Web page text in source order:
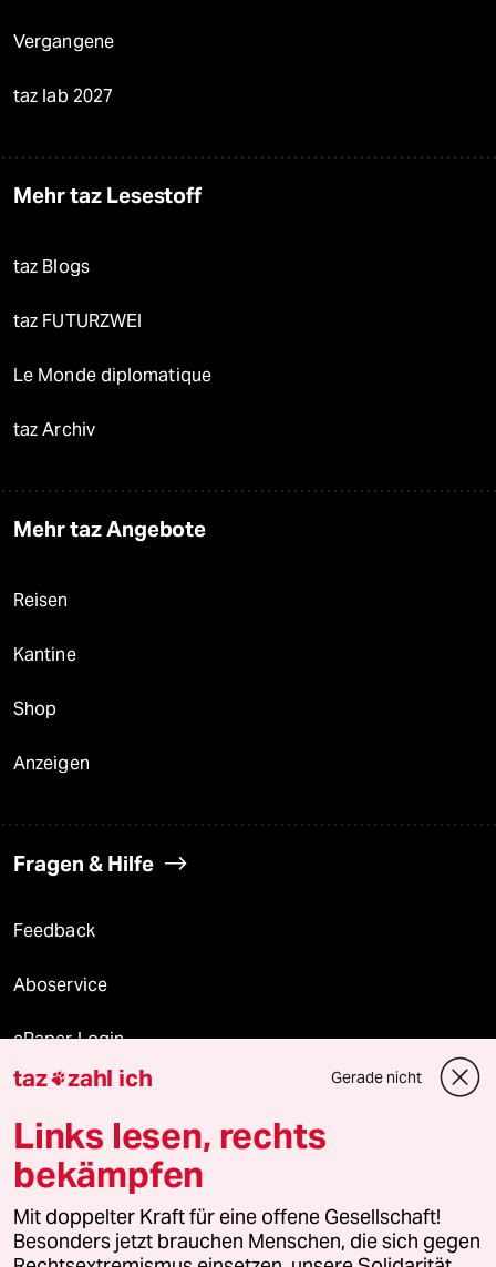
Vergangene
taz lab 2027
Mehr taz Lesestoff
taz Blogs
taz FUTURZWEI
Le Monde diplomatique
taz Archiv
Mehr taz Angebote
Reisen
Kantine
Shop
Anzeigen
Fragen & Hilfe
Feedback
Aboservice
ePaper Login
Downloads für Abonnierende
© 2026 taz Verlags und Vertriebs GmbH
Alle Rechte vorbehalten. Bei rechtlichen Fragen oder für Genehmigungen
wenden Sie sich bitte an
lizenzen@taz.de
taz zahl ich Gerade nicht
Links lesen, rechts
bekämpfen
Mit doppelter Kraft für eine offene Gesellschaft!
Besonders jetzt brauchen Menschen, die sich gegen